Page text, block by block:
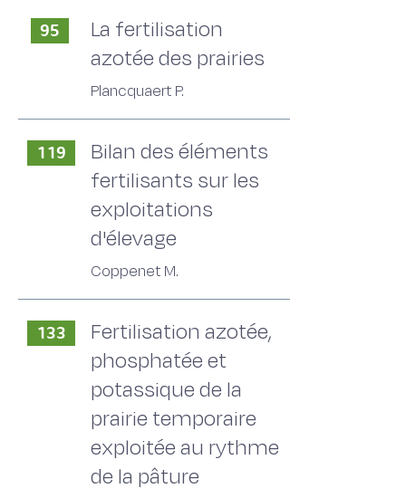
95
La fertilisation
azotée des prairies
Plancquaert P.
119
Bilan des éléments
fertilisants sur les
exploitations
d'élevage
Coppenet M.
133
Fertilisation azotée,
phosphatée et
potassique de la
prairie temporaire
exploitée au rythme
de la pâture